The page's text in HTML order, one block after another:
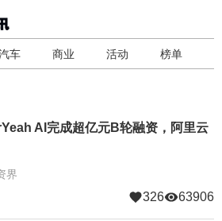
车 商业 活动 榜单
AI完成超亿元B轮融资，阿里云
界
326 63906